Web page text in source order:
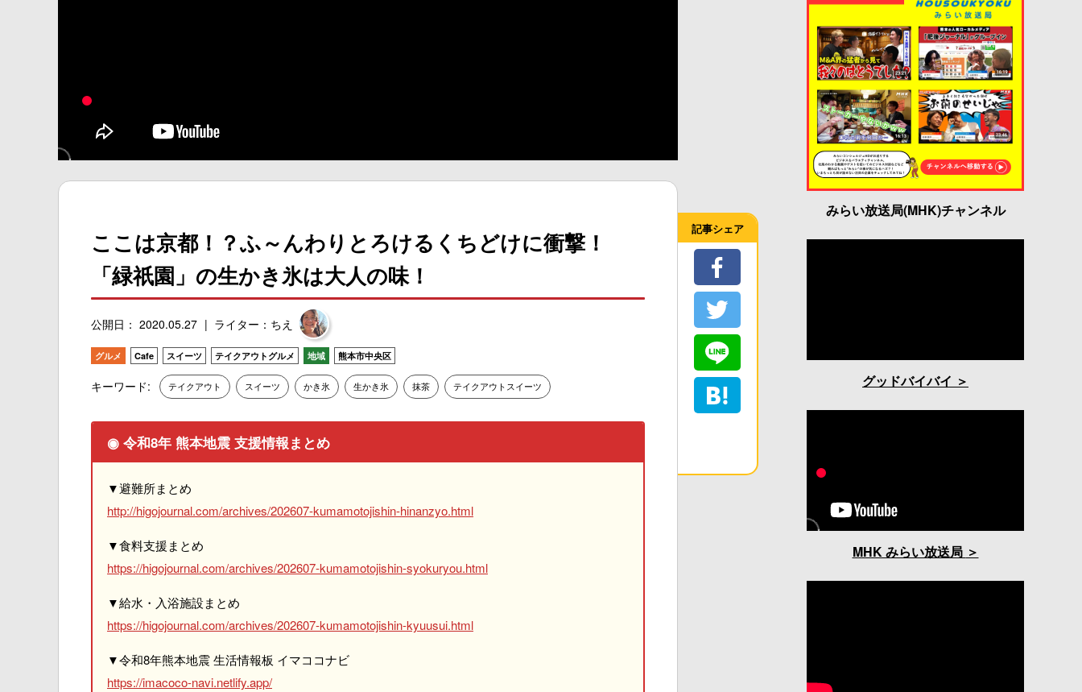
ここは京都！？ふ～んわりとろけるくちどけに衝撃！
「緑祇園」の生かき氷は大人の味！
公開日： 2020.05.27 ライター：ちえ
グルメ Cafe スイーツ テイクアウトグルメ 地域 熊本市中央区
キーワード: テイクアウト スイーツ かき氷 生かき氷 抹茶 テイクアウトスイーツ
◉ 令和8年 熊本地震 支援情報まとめ
▼避難所まとめ
http://higojournal.com/archives/202607-kumamotojishin-hinanzyo.html
▼食料支援まとめ
https://higojournal.com/archives/202607-kumamotojishin-syokuryou.html
▼給水・入浴施設まとめ
https://higojournal.com/archives/202607-kumamotojishin-kyuusui.html
▼令和8年熊本地震 生活情報板 イマココナビ
https://imacoco-navi.netlify.app/
記事シェア
みらい放送局(MHK)チャンネル
グッドバイバイ
MHK みらい放送局